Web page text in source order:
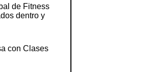
de Fitness
dentro y
con Clases